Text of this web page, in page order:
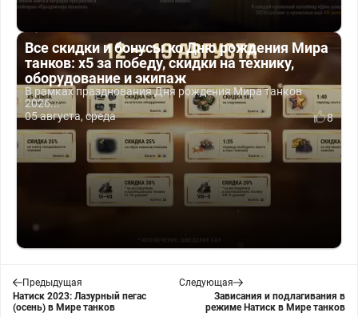
Все скидки и бонусы ко Дню рождения Мира
танков: x5 за победу, скидки на технику,
оборудование и экипаж
В рамках празднования Дня рождения Мира танков
2026...
05 августа, среда
8
Предыдущая
Натиск 2023: Лазурный пегас
(осень) в Мире танков
Следующая
Зависания и подлагивания в
режиме Натиск в Мире танков